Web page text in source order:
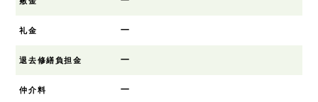
礼金 ー
退去修繕負担金 ー
仲介料 ー